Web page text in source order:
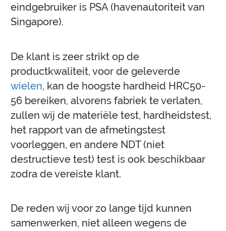
eindgebruiker is PSA (havenautoriteit van
Singapore).
De klant is zeer strikt op de
productkwaliteit, voor de geleverde
wielen, kan de hoogste hardheid HRC50-
56 bereiken, alvorens fabriek te verlaten,
zullen wij de materiële test, hardheidstest,
het rapport van de afmetingstest
voorleggen, en andere NDT (niet
destructieve test) test is ook beschikbaar
zodra de vereiste klant.
De reden wij voor zo lange tijd kunnen
samenwerken, niet alleen wegens de